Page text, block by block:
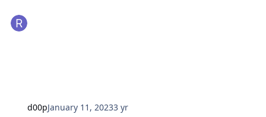
d00pJanuary 11, 20233 yr